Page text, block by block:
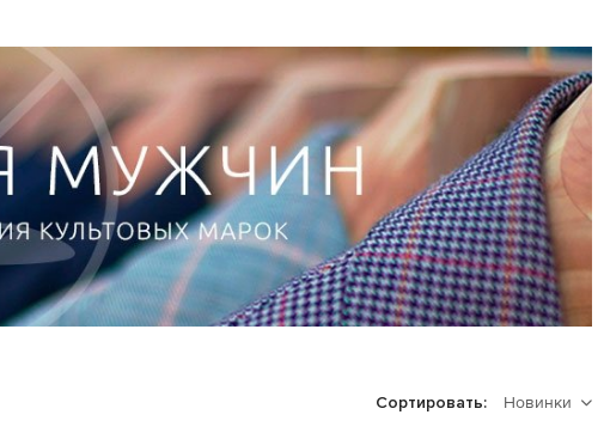
Сортировать: Новинки